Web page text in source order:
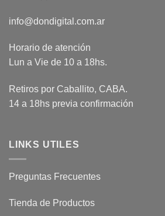
info@dondigital.com.ar
Horario de atención
Lun a Vie de 10 a 18hs.
Retiros por Caballito, CABA.
14 a 18hs previa confirmación
LINKS UTILES
Preguntas Frecuentes
Tienda de Productos